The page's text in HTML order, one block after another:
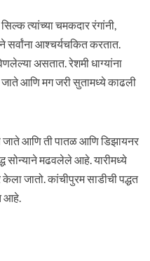
त्यांच्या चमकदार रंगांनी,
आश्चर्यचकित करतात.
असतात. रेशमी धाग्यांना
आणि मग जरी सुतामध्ये काढली
जाते आणि ती पातळ आणि डिझायनर
सोन्याने मढवलेले आहे. यारीमध्ये
जातो. कांचीपुरम साडीची पद्धत
आहे.